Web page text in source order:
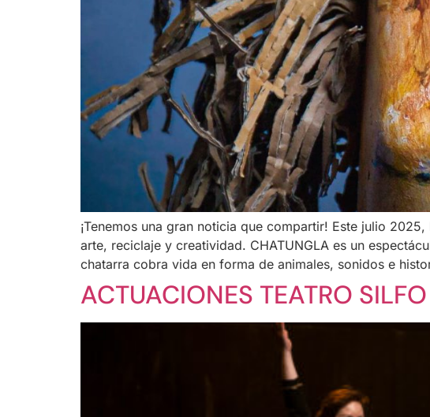
¡Tenemos una gran noticia que compartir! Este julio
arte, reciclaje y creatividad. CHATUNGLA es un
chatarra cobra vida en forma de animales, sonidos e
ACTUACIONES TEATRO